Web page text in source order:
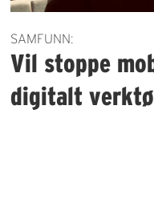
SAMFUNN:
Vil stoppe
digitalt